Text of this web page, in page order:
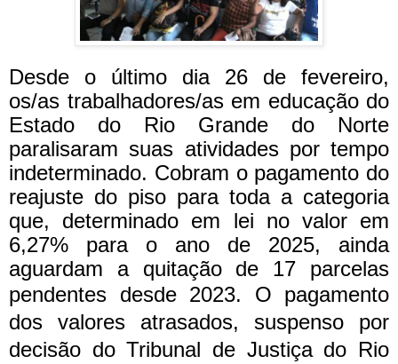
Desde o último dia 26 de fevereiro,
os/as trabalhadores/as em educação do
Estado do Rio Grande do Norte
paralisaram suas atividades por tempo
indeterminado. Cobram o pagamento do
reajuste do piso para toda a categoria
que, determinado em lei no valor em
6,27% para o ano de 2025, ainda
aguardam a quitação de 17 parcelas
pendentes desde 2023. O pagamento
dos valores atrasados, suspenso por
decisão do Tribunal de Justiça do Rio